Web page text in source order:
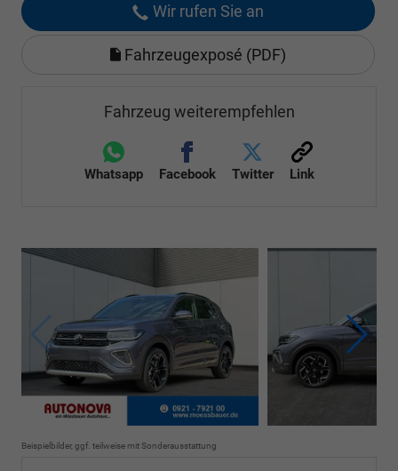
Wir rufen Sie an
Fahrzeugexposé (PDF)
Fahrzeug weiterempfehlen
Whatsapp Facebook Twitter Link
Beispielbilder, ggf. teilweise mit Sonderausstattung